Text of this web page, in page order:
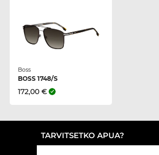
Boss
BOSS 1748/S
172,00 €
TARVITSETKO APUA?